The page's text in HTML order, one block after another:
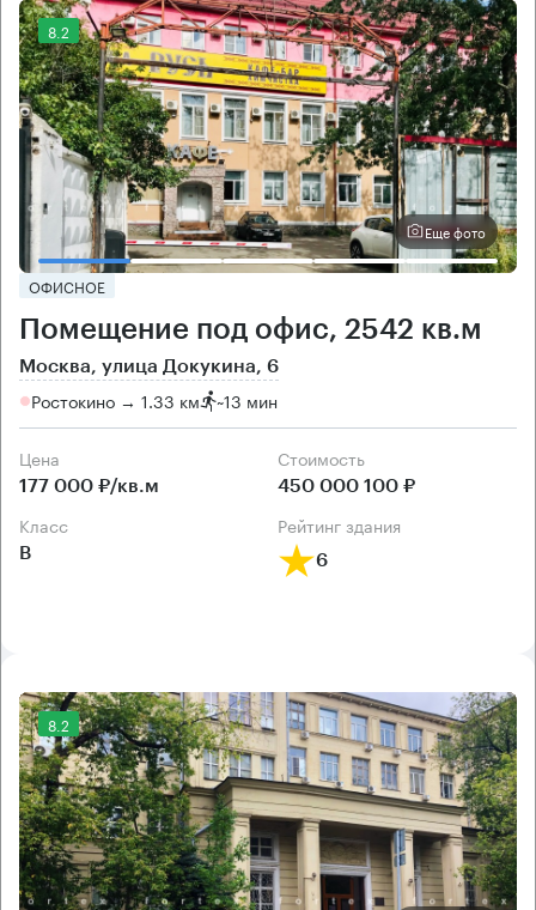
8.2
Еще фото
ОФИСНОЕ
Помещение под офис, 2542 кв.м
Москва, улица Докукина, 6
Ростокино → 1.33 км ~13 мин
Цена
177 000 ₽/кв.м
Cтоимость
450 000 100 ₽
класс
B
рейтинг здания
6
8.2